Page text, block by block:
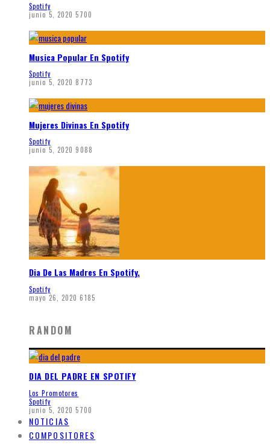
Spotify
junio 5, 2020 5700
Musica Popular En Spotify
Spotify
junio 5, 2020 8773
Mujeres Divinas En Spotify
Spotify
junio 5, 2020 9088
Dia De Las Madres En Spotify.
Spotify
mayo 26, 2020 6185
RANDOM
DIA DEL PADRE EN SPOTIFY
Los Promotores
Spotify
junio 5, 2020 5700
NOTICIAS
COMPOSITORES